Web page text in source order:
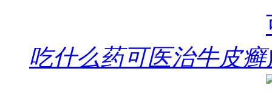
吃什么药可医治牛皮癣